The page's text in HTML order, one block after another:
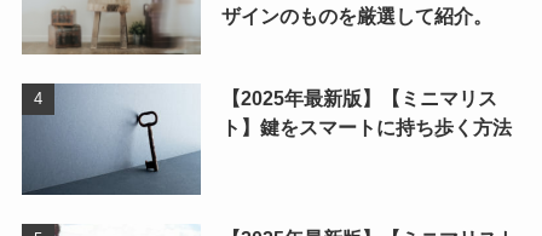
ザインのものを厳選して紹介。
【2025年最新版】【ミニマリス
ト】鍵をスマートに持ち歩く方法